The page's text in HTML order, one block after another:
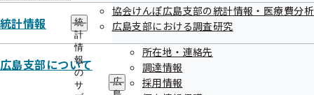
統計情報
統
計
情
報
の
サ
協会けんぽ広島支部の統計情報・医療費分析
広島支部における調査研究
広島支部について
広
所在地・連絡先
調達情報
採用情報
作成 令和06年10月23日